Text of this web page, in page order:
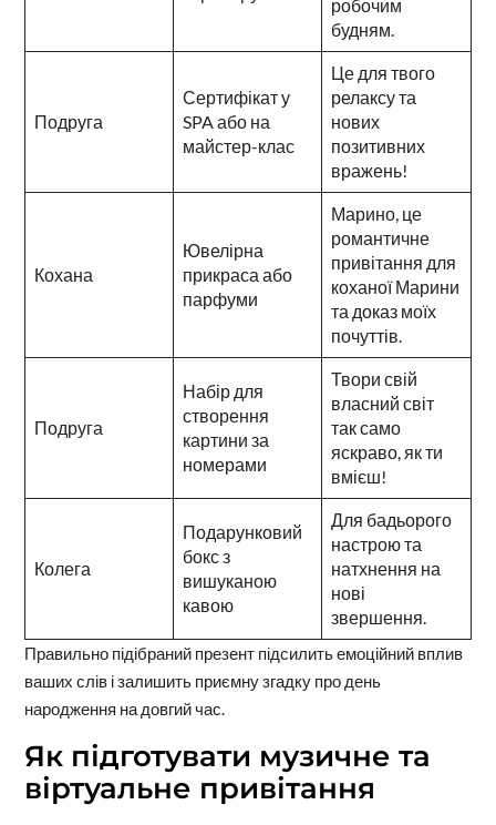
робочим
будням.
Подруга
Сертифікат у
SPA або на
майстер-клас
Це для твого
релаксу та
нових
позитивних
вражень!
Кохана
Ювелірна
прикраса або
парфуми
Марино, це
романтичне
привітання для
коханої Марини
та доказ моїх
почуттів.
Подруга
Набір для
створення
картини за
номерами
Твори свій
власний світ
так само
яскраво, як ти
вмієш!
Колега
Подарунковий
бокс з
вишуканою
кавою
Для бадьорого
настрою та
натхнення на
нові
звершення.
Правильно підібраний презент підсилить емоційний вплив
ваших слів і залишить приємну згадку про день
народження на довгий час.
Як підготувати музичне та
віртуальне привітання